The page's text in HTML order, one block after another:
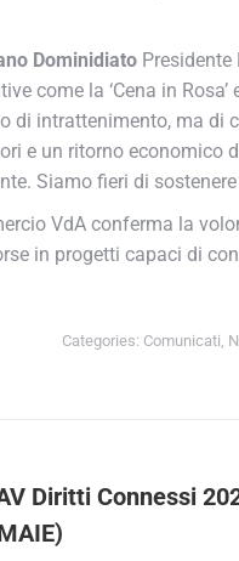
DominidiatoPresidente
come la ‘Cena in
di intrattenimento, ma di
e un ritorno economico
Siamo fieri di
VdA conferma la
in progetti capaci di
Categories:Comunicati,
Diritti Connessi